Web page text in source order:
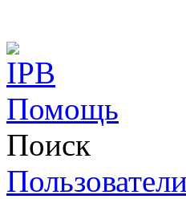
Помощь
Поиск
Пользователи